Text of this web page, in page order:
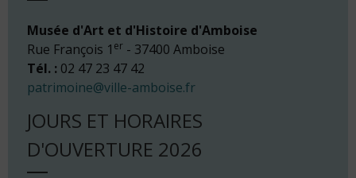
Musée d'Art et d'Histoire d'Amboise
Rue François 1 er - 37400 Amboise
Tél. : 02 47 23 47 42
patrimoine@ville-amboise.fr
JOURS ET HORAIRES
D'OUVERTURE 2026